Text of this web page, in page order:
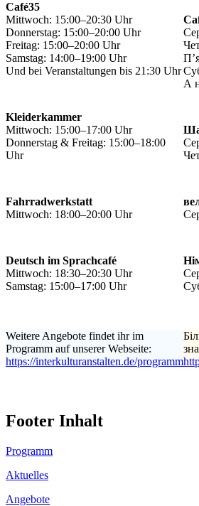
Café35
Mittwoch: 15:00–20:30 Uhr
Donnerstag: 15:00–20:00 Uhr
Freitag: 15:00–20:00 Uhr
Samstag: 14:00–19:00 Uhr
Und bei Veranstaltungen bis 21:30 Uhr
Kleiderkammer
Mittwoch: 15:00–17:00 Uhr
Donnerstag & Freitag: 15:00–18:00
Uhr
Fahrradwerkstatt
Mittwoch: 18:00–20:00 Uhr
Deutsch im Sprachcafé
Mittwoch: 18:30–20:30 Uhr
Samstag: 15:00–17:00 Uhr
Weitere Angebote findet ihr im
Programm auf unserer Webseite:
https://interkulturanstalten.de/programm
А
Footer Inhalt
Programm
Aktuelles
Angebote